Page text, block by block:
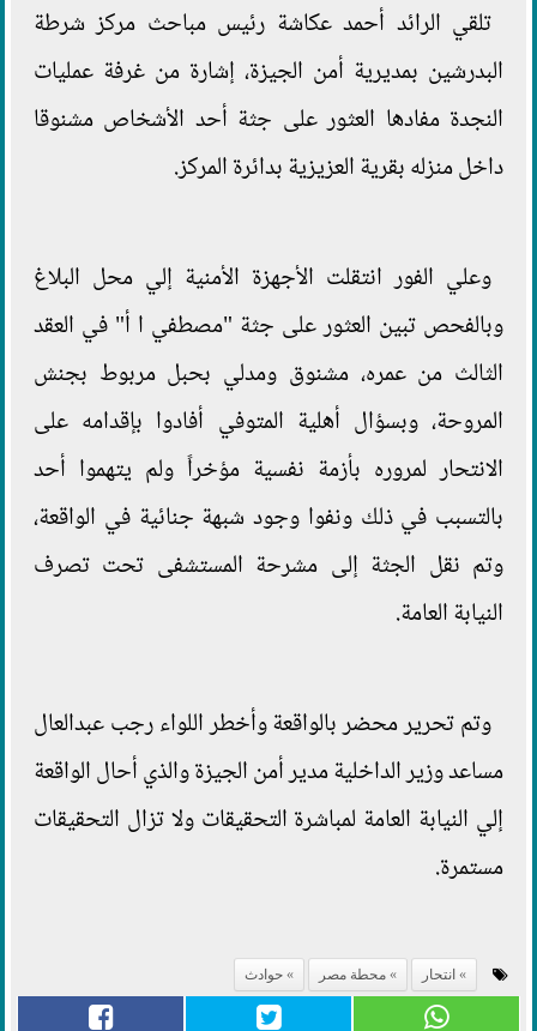
تلقي الرائد أحمد عكاشة رئيس مباحث مركز شرطة
البدرشين بمديرية أمن الجيزة، إشارة من غرفة عمليات
النجدة مفادها العثور على جثة أحد الأشخاص مشنوقا
داخل منزله بقرية العزيزية بدائرة المركز.
وعلي الفور انتقلت الأجهزة الأمنية إلي محل البلاغ
وبالفحص تبين العثور على جثة "مصطفي ا أ" في العقد
الثالث من عمره، مشنوق ومدلي بحبل مربوط بجنش
المروحة، وبسؤال أهلية المتوفي أفادوا بإقدامه على
الانتحار لمروره بأزمة نفسية مؤخراً ولم يتهموا أحد
بالتسبب في ذلك ونفوا وجود شبهة جنائية في الواقعة،
وتم نقل الجثة إلى مشرحة المستشفى تحت تصرف
النيابة العامة.
وتم تحرير محضر بالواقعة وأخطر اللواء رجب عبدالعال
مساعد وزير الداخلية مدير أمن الجيزة والذي أحال الواقعة
إلي النيابة العامة لمباشرة التحقيقات ولا تزال التحقيقات
مستمرة.
انتحار محطة مصر حوادث